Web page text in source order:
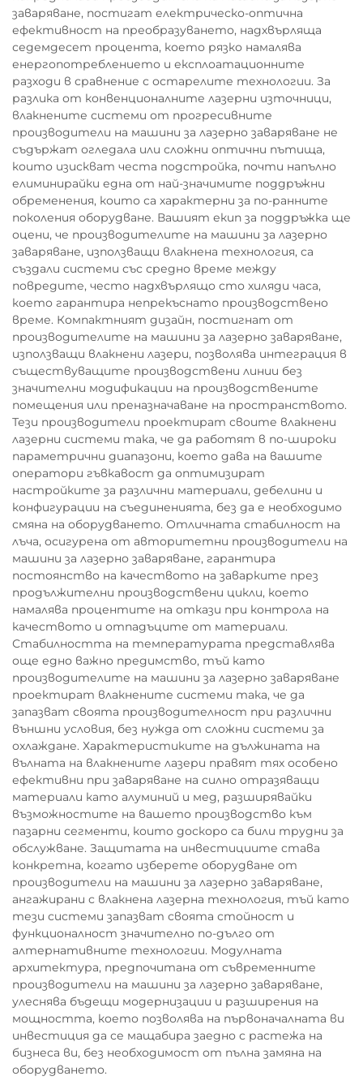
заваряване, постигат електрическо-оптична
ефективност на преобразуването, надхвърляща
седемдесет процента, което рязко намалява
енергопотреблението и експлоатационните
разходи в сравнение с остарелите технологии. За
разлика от конвенционалните лазерни източници,
влакнените системи от прогресивните
производители на машини за лазерно заваряване не
съдържат огледала или сложни оптични пътища,
които изискват честа подстройка, почти напълно
елиминирайки една от най-значимите поддръжни
обременения, които са характерни за по-ранните
поколения оборудване. Вашият екип за поддръжка ще
оцени, че производителите на машини за лазерно
заваряване, използващи влакнена технология, са
създали системи със средно време между
повредите, често надхвърлящо сто хиляди часа,
което гарантира непрекъснато производствено
време. Компактният дизайн, постигнат от
производителите на машини за лазерно заваряване,
използващи влакнени лазери, позволява интеграция в
съществуващите производствени линии без
значителни модификации на производствените
помещения или преназначаване на пространството.
Тези производители проектират своите влакнени
лазерни системи така, че да работят в по-широки
параметрични диапазони, което дава на вашите
оператори гъвкавост да оптимизират
настройките за различни материали, дебелини и
конфигурации на съединенията, без да е необходимо
смяна на оборудването. Отличната стабилност на
лъча, осигурена от авторитетни производители на
машини за лазерно заваряване, гарантира
постоянство на качеството на заварките през
продължителни производствени цикли, което
намалява процентите на откази при контрола на
качеството и отпадъците от материали.
Стабилността на температурата представлява
още едно важно предимство, тъй като
производителите на машини за лазерно заваряване
проектират влакнените системи така, че да
запазват своята производителност при различни
външни условия, без нужда от сложни системи за
охлаждане. Характеристиките на дължината на
вълната на влакнените лазери правят тях особено
ефективни при заваряване на силно отразяващи
материали като алуминий и мед, разширявайки
възможностите на вашето производство към
пазарни сегменти, които доскоро са били трудни за
обслужване. Защитата на инвестициите става
конкретна, когато изберете оборудване от
производители на машини за лазерно заваряване,
ангажирани с влакнена лазерна технология, тъй като
тези системи запазват своята стойност и
функционалност значително по-дълго от
алтернативните технологии. Модулната
архитектура, предпочитана от съвременните
производители на машини за лазерно заваряване,
улеснява бъдещи модернизации и разширения на
мощността, което позволява на първоначалната ви
инвестиция да се мащабира заедно с растежа на
бизнеса ви, без необходимост от пълна замяна на
оборудването.